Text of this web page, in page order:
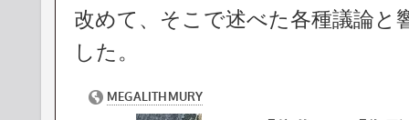
改めて、そこで述べた各種議論と
した。